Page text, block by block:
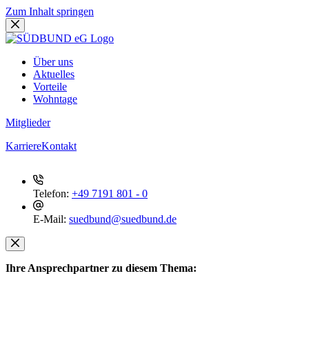
Zum Inhalt springen
Über uns
Aktuelles
Vorteile
Wohntage
Mitglieder
KarriereKontakt
Telefon: +49 7191 801 - 0
E-Mail: suedbund@suedbund.de
Ihre Ansprechpartner zu diesem Thema: